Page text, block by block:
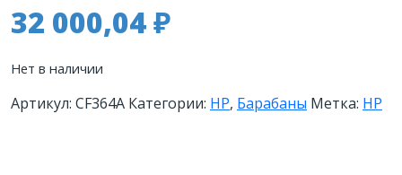
32 000,04₽
Нет в наличии
Артикул: CF364A Категории: HP, Барабаны Метка: HP